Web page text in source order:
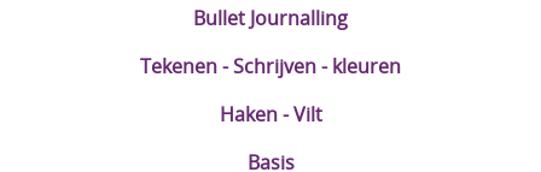
Bullet Journalling
Tekenen - Schrijven - kleuren
Haken - Vilt
Basis